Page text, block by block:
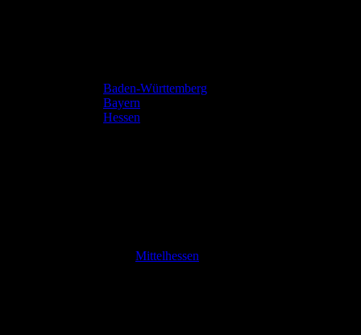
Baden-Württemberg
Bayern
Hessen
Mittelhessen